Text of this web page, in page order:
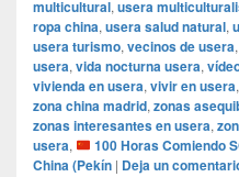
multicultural, usera
ropa china, usera salud natural,
usera turismo, vecinos de usera,
usera, vida nocturna usera,
vivienda en usera, vivir en usera,
zona china madrid, zonas
zonas interesantes en usera,
usera,
100 Horas Comiendo
China (Pekín | Deja un